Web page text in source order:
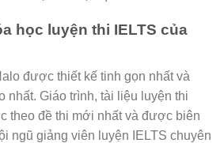
học luyện thi IELTS của
được thiết kế tinh gọn nhất và
nhất. Giáo trình, tài liệu luyện thi
theo đề thi mới nhất và được biên
ngũ giảng viên luyện IELTS chuyên